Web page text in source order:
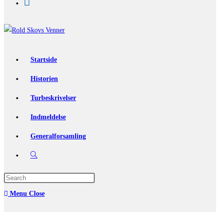
Startside
Historien
Turbeskrivelser
Indmeldelse
Generalforsamling
Toggle
website
search
Menu Close